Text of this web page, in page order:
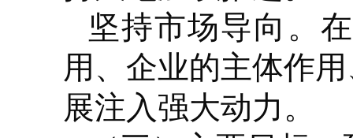
坚持市场导向。
用、企业的主体作
展注入强大动力。